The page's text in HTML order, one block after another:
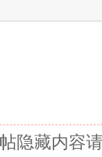
隐藏内容